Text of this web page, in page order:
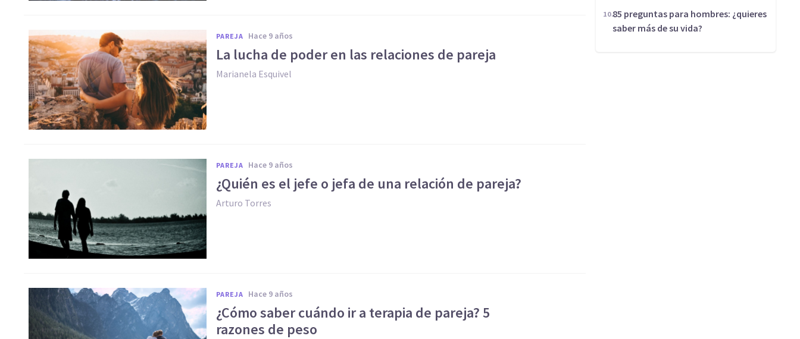
PAREJA hace 9 años
​La lucha de poder en las relaciones de pareja
Marianela Esquivel
PAREJA hace 9 años
​¿Quién es el jefe o jefa de una relación de pareja?
Arturo Torres
PAREJA hace 9 años
​¿Cómo saber cuándo ir a terapia de pareja? 5
razones de peso
85 preguntas para hombres: ¿quieres
saber más de su vida?